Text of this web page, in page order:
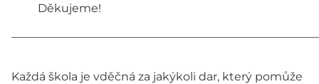
Děkujeme!
Každá škola je vděčná za jakýkoli dar, který pomůže